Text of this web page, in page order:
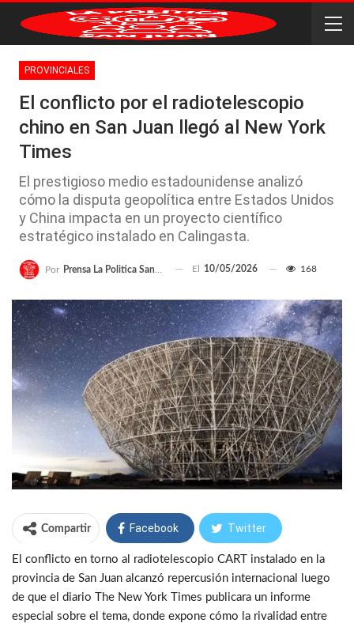
PROVINCIALES
El conflicto por el radiotelescopio
chino en San Juan llegó al New York
Times
El prestigioso medio estadounidense analizó
cómo la disputa geopolítica entre Estados Unidos
y China impacta en un proyecto científico
estratégico instalado en Calingasta.
Por Prensa La Politica San Juan El 10/05/2026 168
Compartir Facebook Twitter
WhatsApp Telegram
El conflicto en torno al radiotelescopio CART instalado en la
provincia de San Juan alcanzó repercusión internacional luego
de que el diario The New York Times publicara un informe
especial sobre el tema, donde expone cómo la rivalidad entre